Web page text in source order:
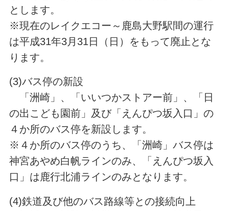
とします。
※現在のレイクエコー～鹿島大野駅間の運行
は平成31年3月31日（日）をもって廃止とな
ります。
(3)バス停の新設
「洲崎」、「いいつかストアー前」、「日
の出こども園前」及び「えんぴつ坂入口」の
４か所のバス停を新設します。
※４か所のバス停のうち、「洲崎」バス停は
神宮あやめ白帆ラインのみ、「えんぴつ坂入
口」は鹿行北浦ラインのみとなります。
(4)鉄道及び他のバス路線等との接続向上